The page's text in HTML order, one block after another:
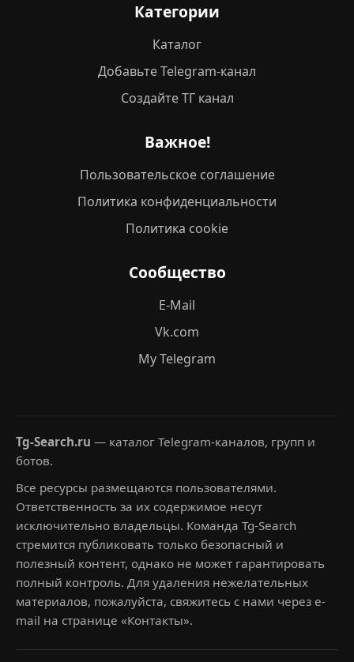
Категории
Каталог
Добавьте Telegram-канал
Создайте ТГ канал
Важное!
Пользовательское соглашение
Политика конфиденциальности
Политика cookie
Сообщество
E-Mail
Vk.com
My Telegram
Tg-Search.ru — каталог Telegram-каналов, групп и
ботов.
Все ресурсы размещаются пользователями.
Ответственность за их содержимое несут
исключительно владельцы. Команда Tg-Search
стремится публиковать только безопасный и
полезный контент, однако не может гарантировать
полный контроль. Для удаления нежелательных
материалов, пожалуйста, свяжитесь с нами через e-
mail на странице «Контакты».